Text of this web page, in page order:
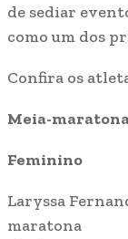
de sediar
como um dos
Confira os
Meia-maratona
Feminino
Laryssa
maratona